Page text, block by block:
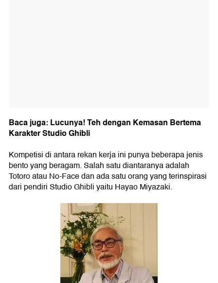
Baca juga: Lucunya! Teh dengan Kemasan Bertema
Karakter Studio Ghibli
Kompetisi di antara rekan kerja ini punya beberapa jenis
bento yang beragam. Salah satu diantaranya adalah
Totoro atau No-Face dan ada satu orang yang terinspirasi
dari pendiri Studio Ghibli yaitu Hayao Miyazaki.